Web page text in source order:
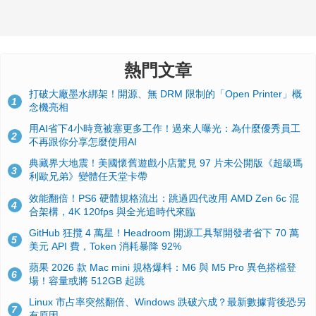
熱門文章
1
打破大廠墨水綁架！開源、無 DRM 限制的「Open Printer」概
念機亮相
2
用AI省下4小時竟被塞更多工作！過來人曝光：為什麼優秀員工
不再跟你分享怎麼使用AI
3
典藏界大地震！美國懷舊遊戲小店驚見 97 片未公開版《超級瑪
利歐兄弟》變體任天堂卡帶
4
效能翻倍！PS6 硬體規格流出：跳過四代改用 AMD Zen 6c 混
合架構，4K 120fps 與全光追時代來臨
5
GitHub 狂攬 4 萬星！Headroom 開源工具幫開發者省下 70 萬
美元 API 費，Token 消耗暴降 92%
6
蘋果 2026 款 Mac mini 規格爆料：M6 與 M5 Pro 異色搭檔登
場！容量或將 512GB 起跳
7
Linux 市占率突然翻倍、Windows 跌破六成？最新數據背後恐另